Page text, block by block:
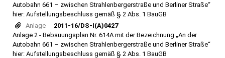
Autobahn 661 – zwischen Strahlenbergerstraße und Berliner Straße“
hier: Aufstellungsbeschluss gemäß § 2 Abs. 1 BauGB
Anlage
2011-16/DS-I(A)0427
Anlage 2 - Bebauungsplan Nr. 614A mit der Bezeichnung „An der
Autobahn 661 – zwischen Strahlenbergerstraße und Berliner Straße“
hier: Aufstellungsbeschluss gemäß § 2 Abs. 1 BauGB